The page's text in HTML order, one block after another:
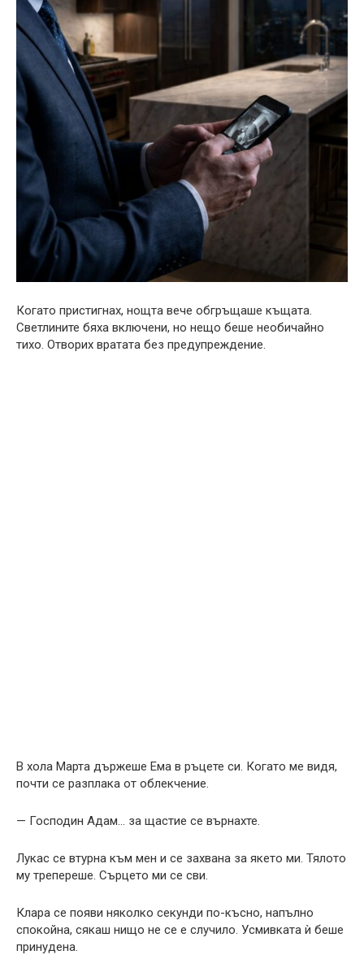
Когато пристигнах, нощта вече обгръщаше къщата.
Светлините бяха включени, но нещо беше необичайно
тихо. Отворих вратата без предупреждение.
В хола Марта държеше Ема в ръцете си. Когато ме видя,
почти се разплака от облекчение.
— Господин Адам… за щастие се върнахте.
Лукас се втурна към мен и се захвана за якето ми. Тялото
му трепереше. Сърцето ми се сви.
Клара се появи няколко секунди по-късно, напълно
спокойна, сякаш нищо не се е случило. Усмивката ѝ беше
принудена.